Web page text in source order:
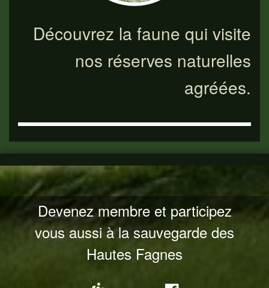
Découvrez la faune qui visite
nos réserves naturelles
agréées.
Devenez membre et participez
vous aussi à la sauvegarde des
Hautes Fagnes